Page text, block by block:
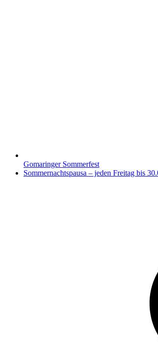
Gomaringer Sommerfest
Nächster
Sommernachtspausa – jeden Freitag bis